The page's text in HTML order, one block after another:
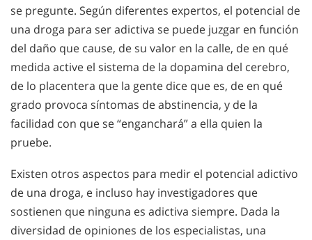
se pregunte. Según diferentes expertos, el potencial de
una droga para ser adictiva se puede juzgar en función
del daño que cause, de su valor en la calle, de en qué
medida active el sistema de la dopamina del cerebro,
de lo placentera que la gente dice que es, de en qué
grado provoca síntomas de abstinencia, y de la
facilidad con que se “enganchará” a ella quien la
pruebe.
Existen otros aspectos para medir el potencial adictivo
de una droga, e incluso hay investigadores que
sostienen que ninguna es adictiva siempre. Dada la
diversidad de opiniones de los especialistas, una